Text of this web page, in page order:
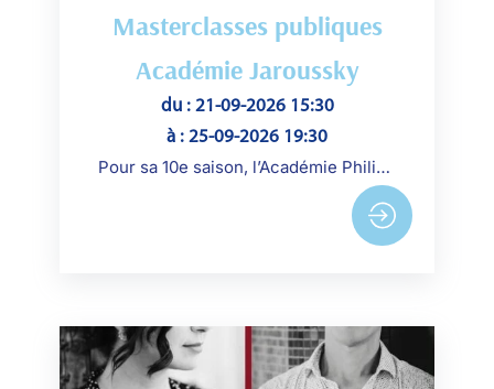
Masterclasses publiques
Académie Jaroussky
du : 21-09-2026 15:30
à : 25-09-2026 19:30
Pour sa 10e saison, l’Académie Philippe Jaroussky accueille une nouvelle promotion à la Seine Musicale afin de permettre un accès